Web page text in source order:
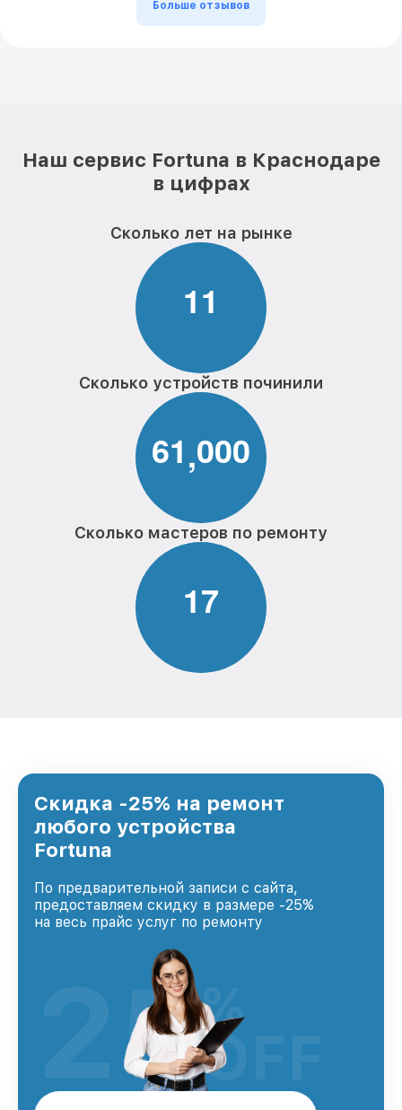
Больше отзывов
Наш сервис Fortuna в Краснодаре
в цифрах
Сколько лет на рынке
11
Сколько устройств починили
61,000
Сколько мастеров по ремонту
17
Скидка -25% на ремонт
любого устройства
Fortuna
По предварительной записи с сайта,
предоставляем скидку в размере -25%
на весь прайс услуг по ремонту
25%
OFF